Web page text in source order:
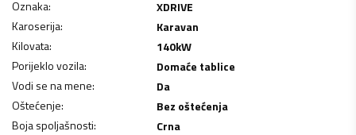
Oznaka:
XDRIVE
Karoserija:
Karavan
Kilovata: 140kW
Porijeklo vozila:
Domaće tablice
Vodi se na mene:
Da
Oštećenje:
Bez oštećenja
Boja spoljašnosti:
Crna